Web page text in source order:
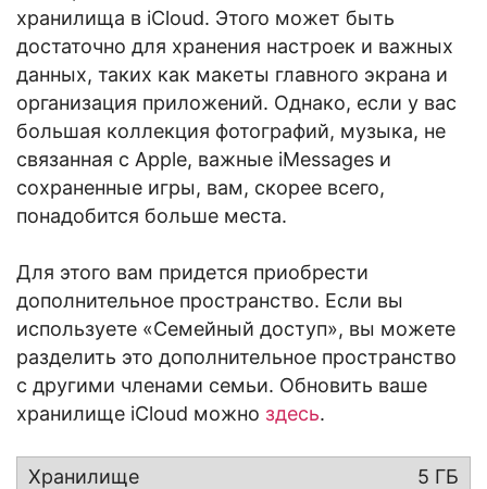
хранилища в iCloud. Этого может быть
достаточно для хранения настроек и важных
данных, таких как макеты главного экрана и
организация приложений. Однако, если у вас
большая коллекция фотографий, музыка, не
связанная с Apple, важные iMessages и
сохраненные игры, вам, скорее всего,
понадобится больше места.
Для этого вам придется приобрести
дополнительное пространство. Если вы
используете «Семейный доступ», вы можете
разделить это дополнительное пространство
с другими членами семьи. Обновить ваше
хранилище iCloud можно здесь.
5 ГБ